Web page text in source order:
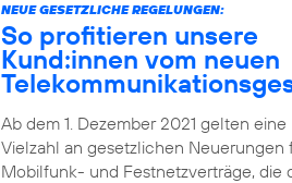
NEUE GESETZLICHE REGELUNGEN:
So profitieren unsere
Kund:innen vom neuen
Ab dem 1. Dezember 2021 gelten eine
Vielzahl an gesetzlichen Neuerungen
Mobilfunk- und Festnetzverträge, die